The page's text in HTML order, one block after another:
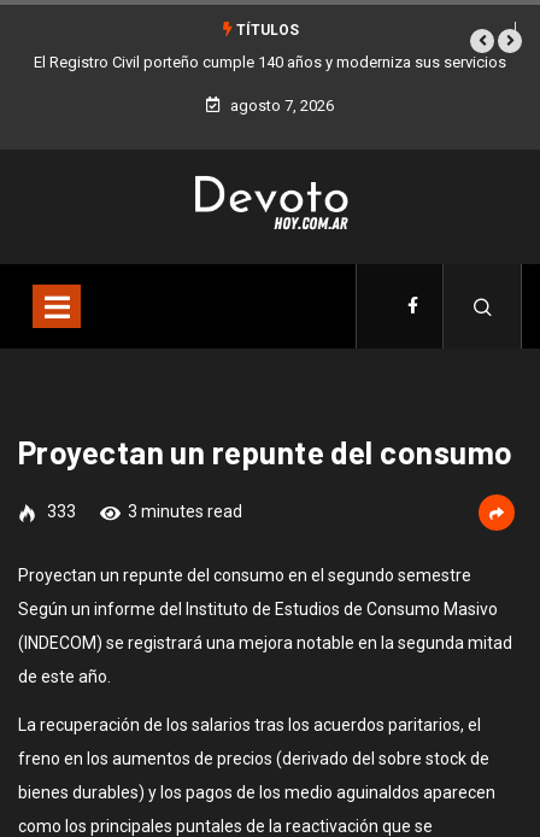
TÍTULOS
y moderniza sus servicios Buenos Aires sumó 12 nuevos Bares
agosto 7, 2026
Proyectan un repunte del consumo
333 3 minutes read
Proyectan un repunte del consumo en el segundo semestre
Según un informe del Instituto de Estudios de Consumo Masivo
(INDECOM) se registrará una mejora notable en la segunda mitad
de este año.
La recuperación de los salarios tras los acuerdos paritarios, el
freno en los aumentos de precios (derivado del sobre stock de
bienes durables) y los pagos de los medio aguinaldos aparecen
como los principales puntales de la reactivación que se